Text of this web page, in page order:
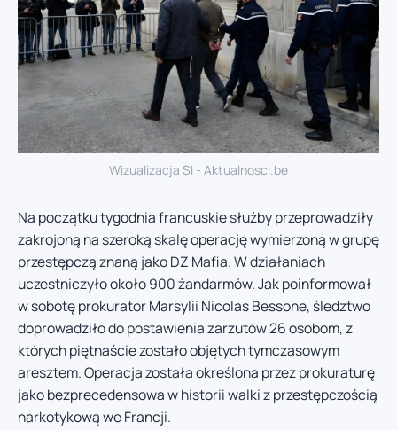
Wizualizacja SI - Aktualnosci.be
Na początku tygodnia francuskie służby przeprowadziły
zakrojoną na szeroką skalę operację wymierzoną w grupę
przestępczą znaną jako DZ Mafia. W działaniach
uczestniczyło około 900 żandarmów. Jak poinformował
w sobotę prokurator Marsylii Nicolas Bessone, śledztwo
doprowadziło do postawienia zarzutów 26 osobom, z
których piętnaście zostało objętych tymczasowym
aresztem. Operacja została określona przez prokuraturę
jako bezprecedensowa w historii walki z przestępczością
narkotykową we Francji.